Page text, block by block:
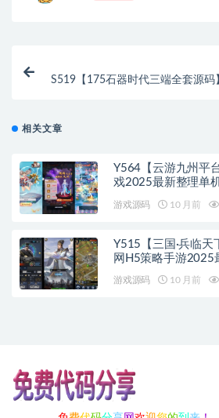
S519【175石器时代三端全套源码
相关文章
Y564【云游九州平
戏2025最新整理单
游戏源码 10 月前
Y515【三国·兵临
网H5策略手游2025
端+Linux手工服务
游戏源码 10 月前